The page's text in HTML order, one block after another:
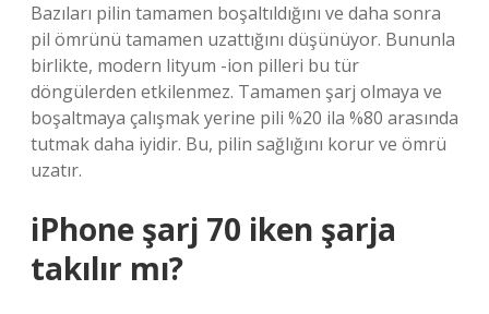
Bazıları pilin tamamen boşaltıldığını ve daha sonra
pil ömrünü tamamen uzattığını düşünüyor. Bununla
birlikte, modern lityum -ion pilleri bu tür
döngülerden etkilenmez. Tamamen şarj olmaya ve
boşaltmaya çalışmak yerine pili %20 ila %80 arasında
tutmak daha iyidir. Bu, pilin sağlığını korur ve ömrü
uzatır.
iPhone şarj 70 iken şarja
takılır mı?